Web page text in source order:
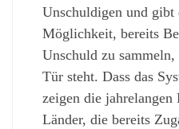
Unschuldigen und gibt
Möglichkeit, bereits
Unschuld zu
Tür steht. Dass das
zeigen die jahrelangen
Länder, die bereits